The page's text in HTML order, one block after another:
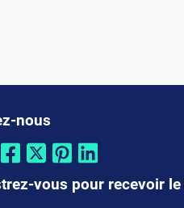
nous
vous pour recevoir